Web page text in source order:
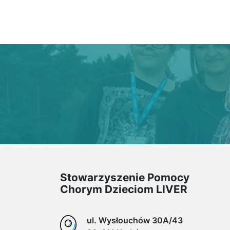
Stowarzyszenie Pomocy
Chorym Dzieciom LIVER
ul. Wysłouchów 30A/43